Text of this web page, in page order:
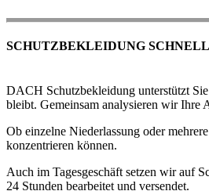
SCHUTZBEKLEIDUNG
DACH Schutzbekleidung unterstützt
bleibt. Gemeinsam analysieren wir Ihre
Ob einzelne Niederlassung oder
konzentrieren können.
Auch im Tagesgeschäft setzen wir auf
24 Stunden bearbeitet und versendet.